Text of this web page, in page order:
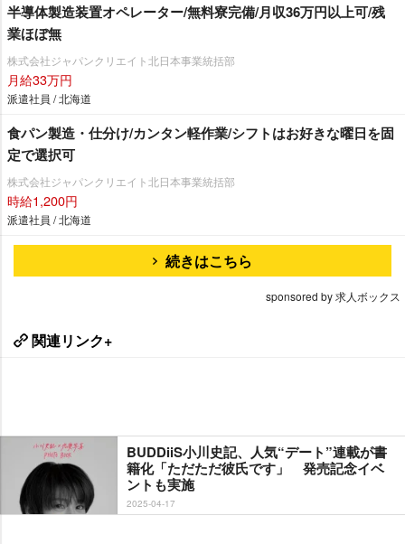
半導体製造装置オペレーター/無料寮完備/月収36万円以上可/残
業ほぼ無
株式会社ジャパンクリエイト北日本事業統括部
月給33万円
派遣社員 / 北海道
食パン製造・仕分け/カンタン軽作業/シフトはお好きな曜日を固
定で選択可
株式会社ジャパンクリエイト北日本事業統括部
時給1,200円
派遣社員 / 北海道
続きはこちら
sponsored by 求人ボックス
関連リンク+
BUDDiiS小川史記、人気“デート”連載が書
籍化「ただただ彼氏です」 発売記念イベ
ントも実施
2025-04-17